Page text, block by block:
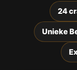
24
Unieke